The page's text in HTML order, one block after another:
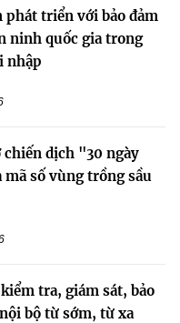
phát triển với bảo đảm
ninh quốc gia trong
nhập
chiến dịch "30 ngày
mã số vùng trồng sầu
tra, giám sát, bảo
bộ từ sớm, từ xa